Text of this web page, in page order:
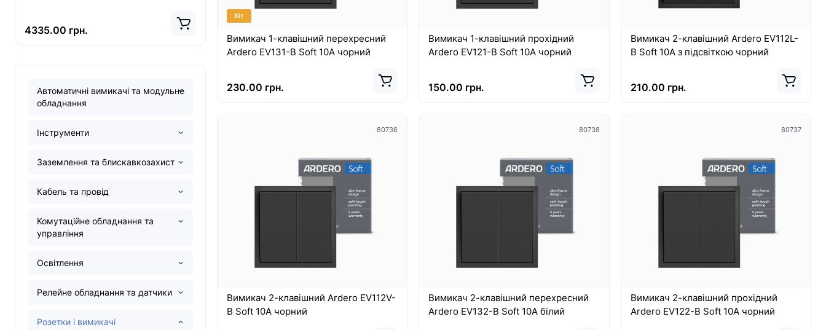
4335.00 грн.
Автоматичні вимикачі та модульне
обладнання
Інструменти
Заземлення та блискавкозахист
Кабель та провід
Комутаційне обладнання та
управління
Освітлення
Релейне обладнання та датчики
Розетки і вимикачі
Хіт
Вимикач 1-клавішний перехресний
Ardero EV131-B Soft 10А чорний
230.00 грн.
Вимикач 1-клавішний прохідний
Ardero EV121-B Soft 10А чорний
150.00 грн.
Вимикач 2-клавішний Ardero EV112L-
B Soft 10А з підсвіткою чорний
210.00 грн.
80736
Вимикач 2-клавішний Ardero EV112V-
B Soft 10А чорний
80738
Вимикач 2-клавішний перехресний
Ardero EV132-B Soft 10А білий
80737
Вимикач 2-клавішний прохідний
Ardero EV122-B Soft 10А чорний